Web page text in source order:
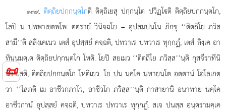
📜
๑๓๙.ติตฺถิยปกฺกนฺตโกติ ติตฺถิเยสุ ปกฺกนฺโต ปวิฏฺโติ ติตฺถิยปกฺกนฺตโก,
โสปิ น ปพฺพาเชตพฺโพ. ตตฺรายํ วินิจฺฉโย – อุปสมฺปนฺโน ภิกฺขุ ‘‘ติตฺถิโย ภวิสฺ
สามี’’ติ สลิงฺเคเนว เตสํ อุปสฺสยํ คจฺฉติ, ปทวาเร ปทวาเร ทุกฺกฏํ, เตสํ ลิงฺเค อา
ทินฺนมตฺเต ติตฺถิยปกฺกนฺตโกโหติ. โยปิ สยเมว ‘‘ติตฺถิโย ภวิสฺส’’นฺติ กุสจีราทีนิ
นิวาเสติ, ติตฺถิยปกฺกนฺตโก โหติเยว. โย ปน นคฺโค นหายนฺโต อตฺตานํ โอโลเกตฺ
วา ‘‘โสภติ เม อาชีวกภาโว, อาชีวโก ภวิสฺส’’นฺติ กาสายานิ อนาทาย นคฺโค
อาชีวกานํ อุปสฺสยํ คจฺฉติ, ปทวาเร ปทวาเร ทุกฺกฏํ. สเจ ปนสฺส อนฺตรามคฺเค